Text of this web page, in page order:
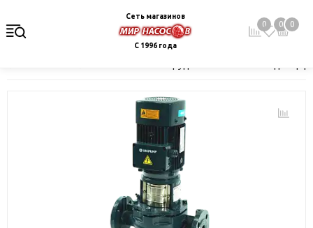
Сеть магазинов
С 1996 года
0 0 0